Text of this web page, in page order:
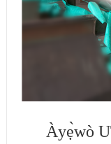
Àyẹ̀wò